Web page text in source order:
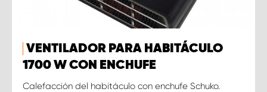
VENTILADOR PARA HABITÁCULO
1700 W CON ENCHUFE
Calefacción del habitáculo con enchufe Schuko.